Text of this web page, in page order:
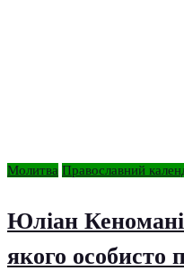
Молитва Православний
Юліан
якого особисто